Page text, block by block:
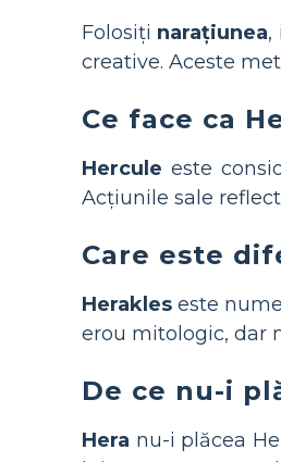
Folosiți narațiunea,
creative. Aceste
Ce face ca
Hercule este
Acțiunile sale
Care este
Herakles este
erou mitologic, dar
De ce nu-i
Hera nu-i plăcea